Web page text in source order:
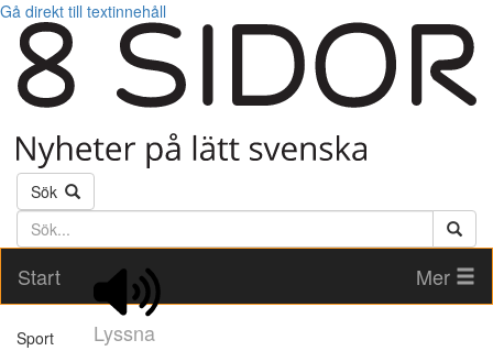
Gå direkt till textinnehåll
Sök
Söktext
Start
Lyssna
Mer
Sport